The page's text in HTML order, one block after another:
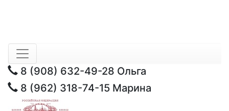
8 (908) 632-49-28 Ольга
8 (962) 318-74-15 Марина